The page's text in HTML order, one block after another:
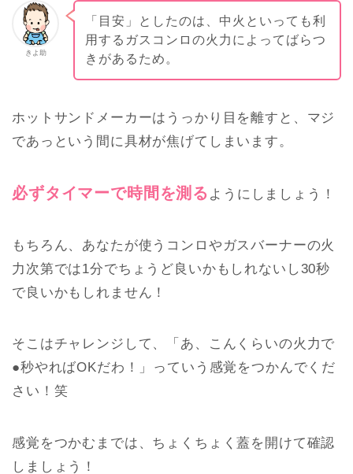
きよ助
「目安」としたのは、中火といっても利
用するガスコンロの火力によってばらつ
きがあるため。
ホットサンドメーカーはうっかり目を離すと、マジ
であっという間に具材が焦げてしまいます。
必ずタイマーで時間を測る ようにしましょう！
もちろん、あなたが使うコンロやガスバーナーの火
力次第では1分でちょうど良いかもしれないし30秒
で良いかもしれません！
そこはチャレンジして、「あ、こんくらいの火力で
●秒やればOKだわ！」っていう感覚をつかんでくだ
さい！笑
感覚をつかむまでは、ちょくちょく蓋を開けて確認
しましょう！